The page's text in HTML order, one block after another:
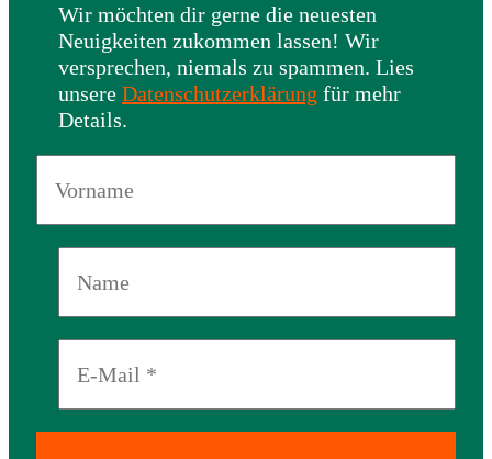
Wir möchten dir gerne die neuesten
Neuigkeiten zukommen lassen! Wir
versprechen, niemals zu spammen. Lies
unsere Datenschutzerklärung für mehr
Details.